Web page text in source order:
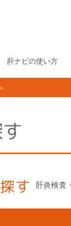
肝ナビの使い方
す 肝炎検査